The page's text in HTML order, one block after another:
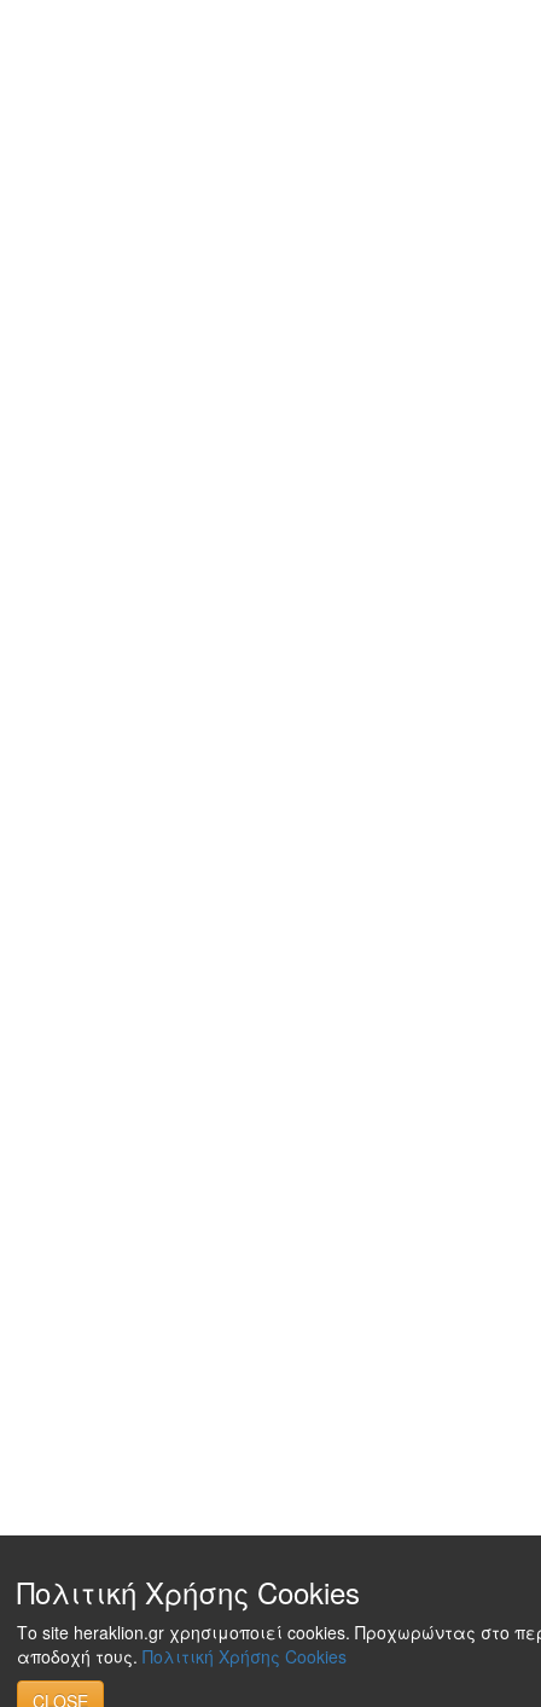
Πολιτική Χρήσης Cookies
Το site heraklion.gr χρησιμοποιεί cookies. Προχωρώντας στο
αποδοχή τους. Πολιτική Χρήσης Cookies
CLOSE